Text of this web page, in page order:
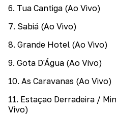
6. Tua Cantiga (Ao Vivo)
7. Sabiá (Ao Vivo)
8. Grande Hotel (Ao Vivo)
9. Gota D'Água (Ao Vivo)
10. As Caravanas (Ao Vivo)
11. Estaçao Derradeira /
Vivo)